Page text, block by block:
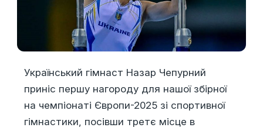
Український гімнаст Назар Чепурний
приніс першу нагороду для нашої збірної
на чемпіонаті Європи-2025 зі спортивної
гімнастики, посівши третє місце в